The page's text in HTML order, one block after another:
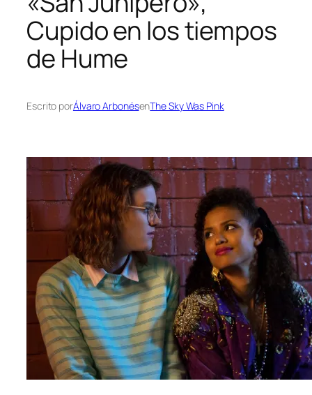
Cupido en los tiempos
de Hume
Escrito porÁlvaro ArbonésenThe Sky Was Pink